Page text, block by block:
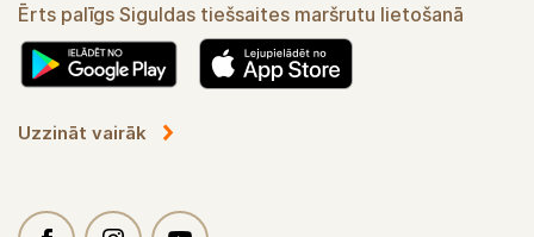
Ērts palīgs Siguldas tiešsaites maršrutu lietošanā
Uzzināt vairāk